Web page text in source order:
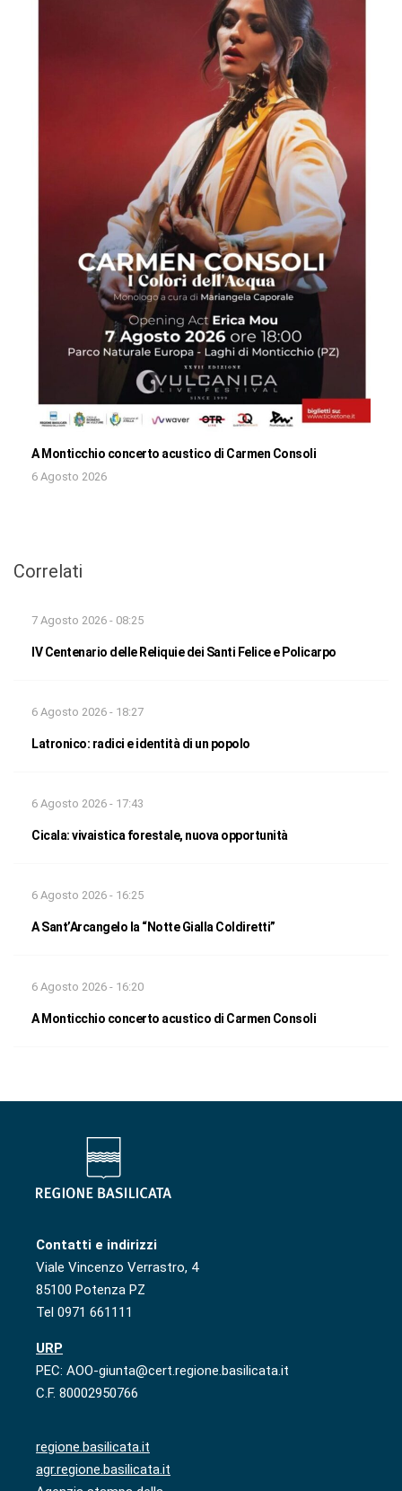
A Monticchio concerto acustico di Carmen Consoli
6 Agosto 2026
Correlati
7 Agosto 2026 - 08:25
IV Centenario delle Reliquie dei Santi Felice e Policarpo
6 Agosto 2026 - 18:27
Latronico: radici e identità di un popolo
6 Agosto 2026 - 17:43
Cicala: vivaistica forestale, nuova opportunità
6 Agosto 2026 - 16:25
A Sant’Arcangelo la “Notte Gialla Coldiretti”
6 Agosto 2026 - 16:20
A Monticchio concerto acustico di Carmen Consoli
Contatti e indirizzi
Viale Vincenzo Verrastro, 4
85100 Potenza PZ
Tel 0971 661111
URP
PEC: AOO-giunta@cert.regione.basilicata.it
C.F. 80002950766
regione.basilicata.it
agr.regione.basilicata.it